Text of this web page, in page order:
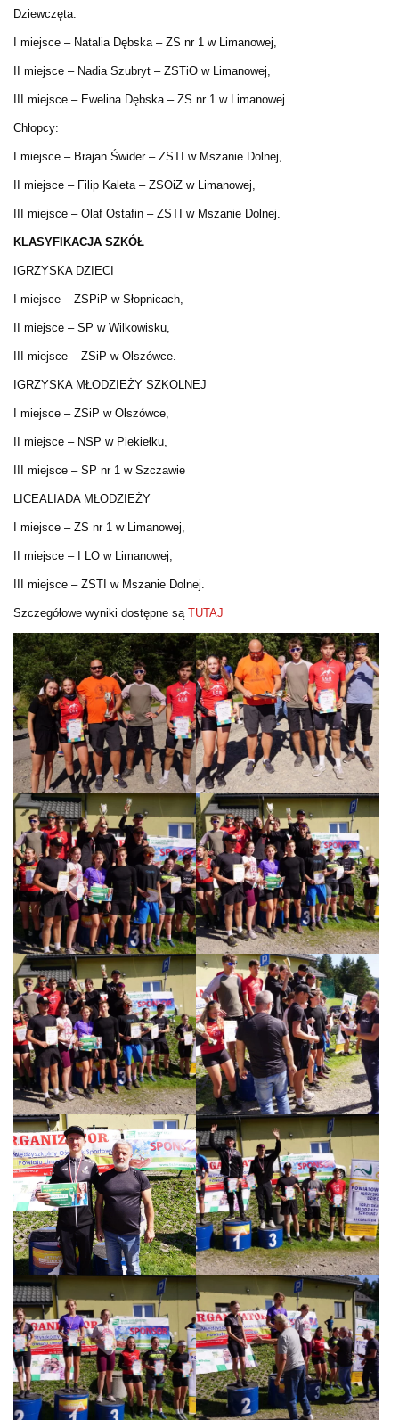
Dziewczęta:
I miejsce – Natalia Dębska – ZS nr 1 w Limanowej,
II miejsce – Nadia Szubryt – ZSTiO w Limanowej,
III miejsce – Ewelina Dębska – ZS nr 1 w Limanowej.
Chłopcy:
I miejsce – Brajan Świder – ZSTI w Mszanie Dolnej,
II miejsce – Filip Kaleta – ZSOiZ w Limanowej,
III miejsce – Olaf Ostafin – ZSTI w Mszanie Dolnej.
KLASYFIKACJA SZKÓŁ
IGRZYSKA DZIECI
I miejsce – ZSPiP w Słopnicach,
II miejsce – SP w Wilkowisku,
III miejsce – ZSiP w Olszówce.
IGRZYSKA MŁODZIEŻY SZKOLNEJ
I miejsce – ZSiP w Olszówce,
II miejsce – NSP w Piekiełku,
III miejsce – SP nr 1 w Szczawie
LICEALIADA MŁODZIEŻY
I miejsce – ZS nr 1 w Limanowej,
II miejsce – I LO w Limanowej,
III miejsce – ZSTI w Mszanie Dolnej.
Szczegółowe wyniki dostępne są TUTAJ